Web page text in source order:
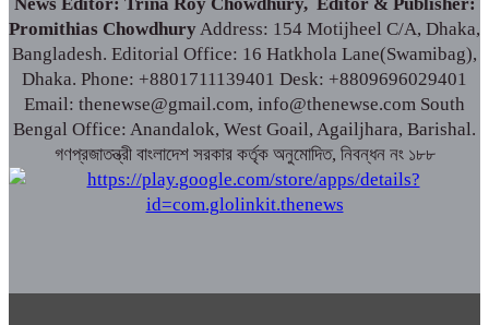
Promithias ChowdhuryAddress: 154 Motijheel C/A, Dhaka,
Bangladesh. Editorial Office: 16 Hatkhola Lane(Swamibag),
Dhaka. Phone: +8801711139401 Desk: +8809696029401
Email: thenewse@gmail.com, info@thenewse.com South
Bengal Office: Anandalok, West Goail, Agailjhara, Barishal.
গণপ্রজাতন্ত্রী বাংলাদেশ সরকার কর্তৃক অনুমোদিত, নিবন্ধন নং ১৮৮